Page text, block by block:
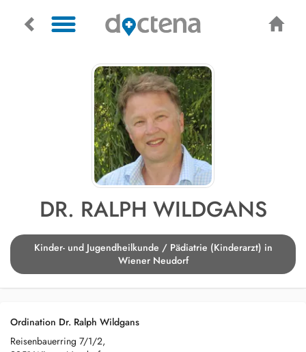
DR. RALPH WILDGANS
Kinder- und Jugendheilkunde / Pädiatrie (Kinderarzt) in
Wiener Neudorf
Ordination Dr. Ralph Wildgans
Reisenbauerring 7/1/2,